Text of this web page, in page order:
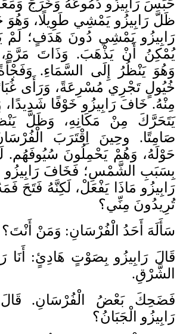
حَبَسَ رَابِيزُو دُمُوعَهُ وَخَرَجَ
ظَلَّ رَابِيزُو يَمْشِي طَوِيلًا، وَهُوَ
رَابِيزُو يَمْشِي دُونَ هَدَفٍ؛ لَمْ
يُمْكِنُ أَنْ يَذْهَبَ. وَذَاتَ مَرَّةٍ،
وَهُوَ يَنْظُرُ إِلَى السَّمَاءِ.
خُيُولٍ تَجْرِي مُسْرِعَةً، وَرَأَى
مِنْهُ. خَافَ رَابِيزُو خَوْفًا
يَتَحَرَّكَ مِنْ مَكَانِهِ، وَظَلَّ
صَامِتًا. وحِينَ اِقْتَرَبَ
حَوْلَهُ، وَهُمْ يَحْمِلُونَ
بِسَبَبِ الشَّمْسِ؛ فَخَافَ رَابِيزُو
رَابِيزُو مَاذَا يَفْعَلْ، لَكِنَّهُ فَتَحَ
تُرِيدُونَ مِنِّي؟
سَأَلَهَ أَحَدُ الْفُرْسَانِ: وَمَنْ أَنْتَ؟
قَالَ رَابِيزُو بِصَوْتٍ هَادِئٍ: أَنَا
الشَّرْقِ.
فَضَحِكَ بَعْضُ الْفُرْسَانِ.
رَابِيزُو الْجَبَانُ؟